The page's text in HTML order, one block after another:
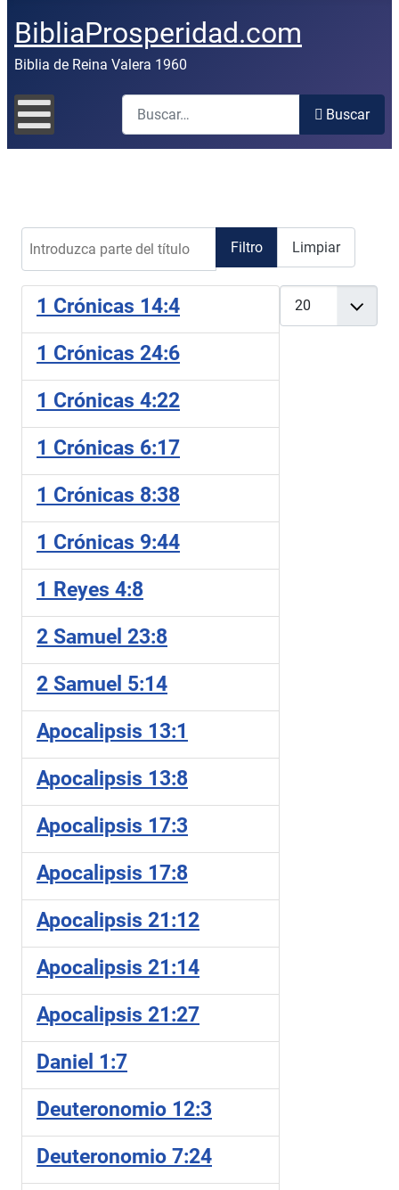
BibliaProsperidad.com
Biblia de Reina Valera 1960
Buscar
Buscar
Filtro Limpiar
1 Crónicas 14:4
1 Crónicas 24:6
1 Crónicas 4:22
1 Crónicas 6:17
1 Crónicas 8:38
1 Crónicas 9:44
1 Reyes 4:8
2 Samuel 23:8
2 Samuel 5:14
Apocalipsis 13:1
Apocalipsis 13:8
Apocalipsis 17:3
Apocalipsis 17:8
Apocalipsis 21:12
Apocalipsis 21:14
Apocalipsis 21:27
Daniel 1:7
Deuteronomio 12:3
Deuteronomio 7:24